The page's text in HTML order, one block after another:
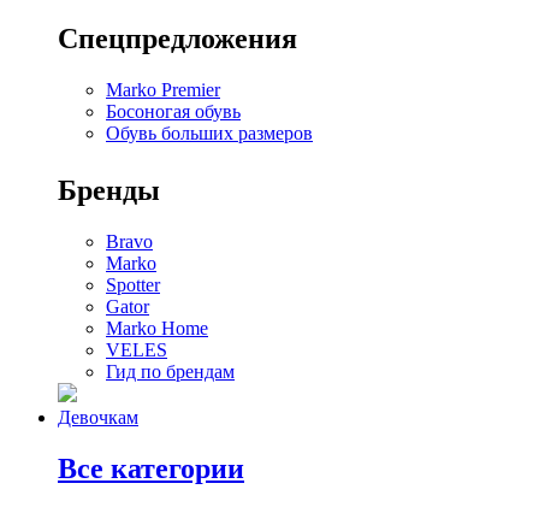
Спецпредложения
Marko Premier
Босоногая обувь
Обувь больших размеров
Бренды
Bravo
Marko
Spotter
Gator
Marko Home
VELES
Гид по брендам
Девочкам
Все категории